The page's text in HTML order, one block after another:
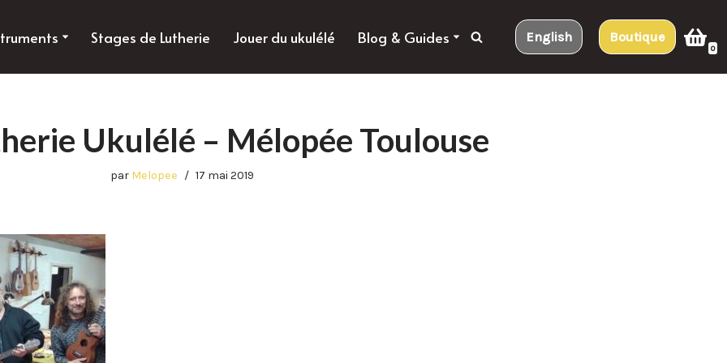
Stages de Lutherie Jouer du ukulélé Blog & Guides English Boutique
0
Ukulélé – Mélopée Toulouse
par Melopee 17 mai 2019